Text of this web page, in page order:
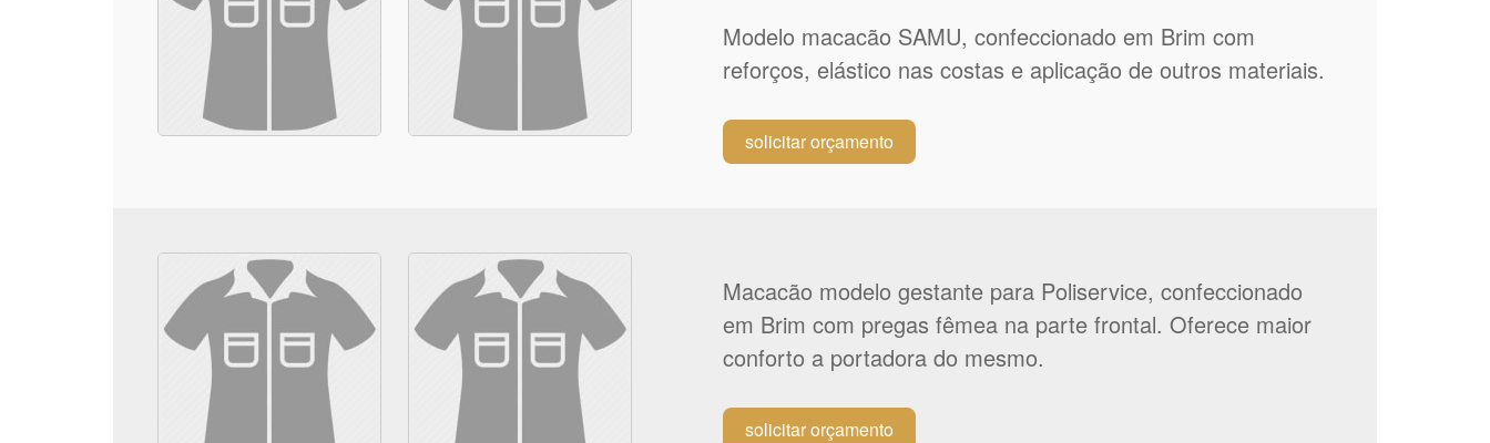
Modelo macacão SAMU, confeccionado em Brim com
reforços, elástico nas costas e aplicação de outros materiais.
solicitar orçamento
Macacão modelo gestante para Poliservice, confeccionado
em Brim com pregas fêmea na parte frontal. Oferece maior
conforto a portadora do mesmo.
solicitar orçamento